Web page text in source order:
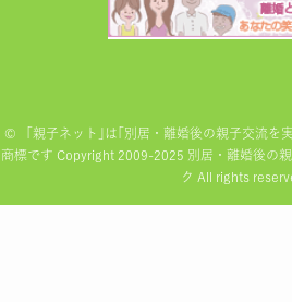
© 「親子ネット｣は｢別居・離婚後の親子交流を
商標です Copyright 2009-2025 別居・離婚後の
ク All rights